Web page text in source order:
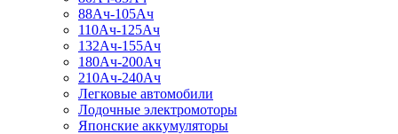
88Ач-105Ач
110Ач-125Ач
132Ач-155Ач
180Ач-200Ач
210Ач-240Ач
Легковые автомобили
Лодочные электромоторы
Японские аккумуляторы